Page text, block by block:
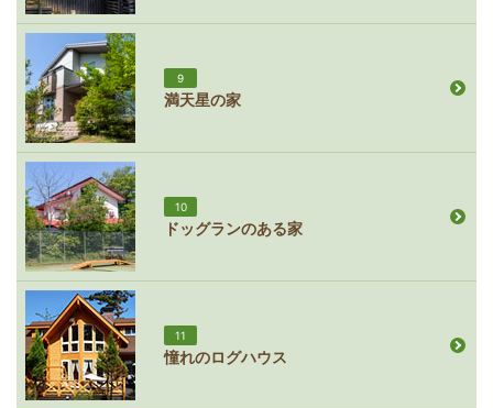
9
満天星の家
10
ドッグランのある家
11
憧れのログハウス